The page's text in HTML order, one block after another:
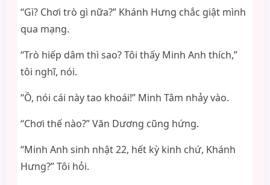
“Gì? Chơi trò gì nữa?” Khánh Hưng chắc giật mình
qua mạng.
“Trò hiếp dâm thì sao? Tôi thấy Minh Anh thích,”
tôi nghĩ, nói.
“Ồ, nói cái này tao khoái!” Minh Tâm nhảy vào.
“Chơi thế nào?” Văn Dương cũng hứng.
“Minh Anh sinh nhật 22, hết kỳ kinh chứ, Khánh
Hưng?” Tôi hỏi.